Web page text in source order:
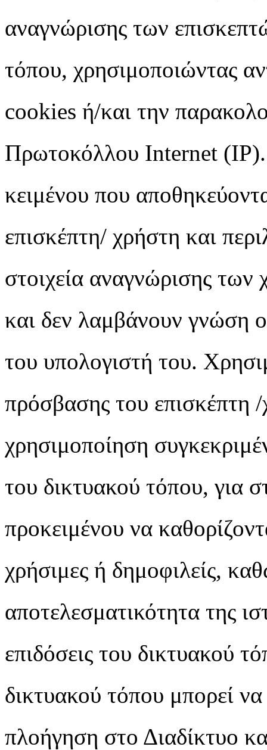
αναγνώρισης των
τόπου, χρησιμοποιώντας
cookies ή/και την
Πρωτοκόλλου Internet (IP).
κειμένου που
επισκέπτη/ χρήστη και
στοιχεία αναγνώρισης
και δεν λαμβάνουν γνώση
του υπολογιστή του.
πρόσβασης του επισκέπτη
χρησιμοποίηση
του δικτυακού τόπου, για
προκειμένου να
χρήσιμες ή δημοφιλείς,
αποτελεσματικότητα της
επιδόσεις του δικτυακού
δικτυακού τόπου μπορεί
πλοήγηση στο Διαδίκτυο